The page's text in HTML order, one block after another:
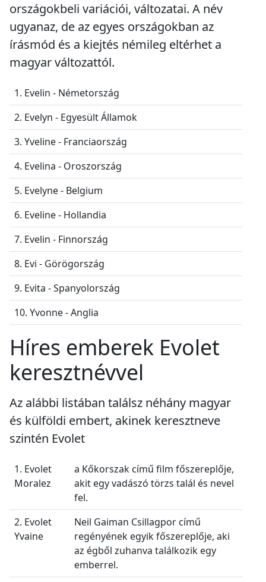
országokbeli variációi, változatai. A név
ugyanaz, de az egyes országokban az
írásmód és a kiejtés némileg eltérhet a
magyar változattól.
1. Evelin - Németország
2. Evelyn - Egyesült Államok
3. Yveline - Franciaország
4. Evelina - Oroszország
5. Evelyne - Belgium
6. Eveline - Hollandia
7. Evelin - Finnország
8. Evi - Görögország
9. Evita - Spanyolország
10. Yvonne - Anglia
Híres emberek Evolet
keresztnévvel
Az alábbi listában találsz néhány magyar
és külföldi embert, akinek keresztneve
szintén Evolet
1. Evolet
Moralez
a Kőkorszak című film főszereplője,
akit egy vadászó törzs talál és nevel
fel.
2. Evolet
Yvaine
Neil Gaiman Csillagpor című
regényének egyik főszereplője, aki
az égből zuhanva találkozik egy
emberrel.